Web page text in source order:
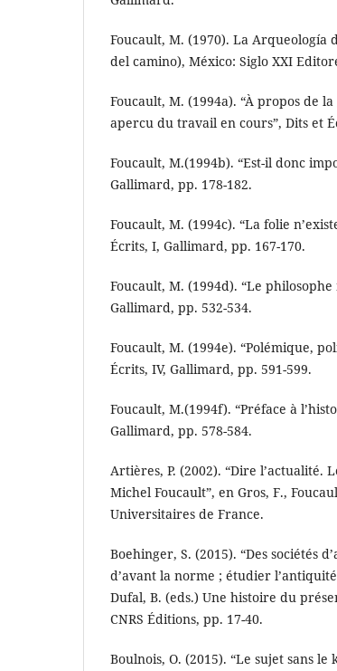
Foucault, M. (1970). La Arqueología
del camino), México: Siglo XXI
Foucault, M. (1994a). “À propos de
apercu du travail en cours”, Dits et
Foucault, M.(1994b). “Est-il donc
Gallimard, pp. 178-182.
Foucault, M. (1994c). “La folie
Écrits, I, Gallimard, pp. 167-170.
Foucault, M. (1994d). “Le
Gallimard, pp. 532-534.
Foucault, M. (1994e). “Polémique,
Écrits, IV, Gallimard, pp. 591-599.
Foucault, M.(1994f). “Préface à
Gallimard, pp. 578-584.
Artières, P. (2002). “Dire l’actualité.
Michel Foucault”, en Gros, F.,
Universitaires de France.
Boehinger, S. (2015). “Des sociétés
d’avant la norme ; étudier
Dufal, B. (eds.) Une histoire du
CNRS Éditions, pp. 17-40.
Boulnois, O. (2015). “Le sujet sans